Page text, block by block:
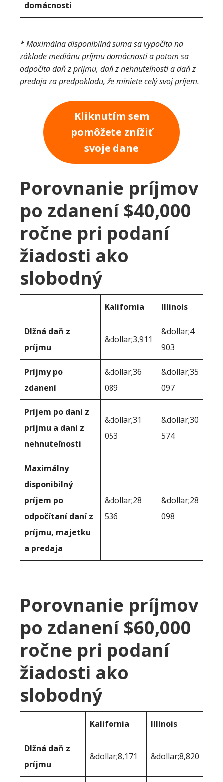
domácnosti
* Maximálna disponibilná suma sa vypočíta na
základe mediánu príjmu domácnosti a potom sa
odpočíta daň z príjmu, daň z nehnuteľnosti a daň z
predaja za predpokladu, že miniete celý svoj príjem.
Kliknutím sem
pomôžete znížiť
svoje dane
Porovnanie príjmov
po zdanení $40,000
ročne pri podaní
žiadosti ako
slobodný
Kalifornia Illinois
Dlžná daň z
príjmu
&dollar;3,911
&dollar;4
903
Príjmy po
zdanení
&dollar;36
089
&dollar;35
097
Príjem po dani z
príjmu a dani z
nehnuteľnosti
&dollar;31
053
&dollar;30
574
Maximálny
disponibilný
príjem po
odpočítaní daní z
príjmu, majetku
a predaja
&dollar;28
536
&dollar;28
098
Porovnanie príjmov
po zdanení $60,000
ročne pri podaní
žiadosti ako
slobodný
Kalifornia Illinois
Dlžná daň z
príjmu
&dollar;8,171 &dollar;8,820